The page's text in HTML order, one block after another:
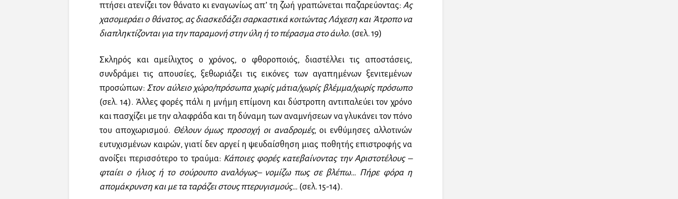
πτήσει ατενίζει τον θάνατο κι εναγωνίως απ’ τη ζωή γραπώνεται παζαρεύοντας: Ας
χασομεράει ο θάνατος, ας διασκεδάζει σαρκαστικά κοιτώντας Λάχεση και Άτροπο να
διαπληκτίζονται για την παραμονή στην ύλη ή το πέρασμα στο άυλο. (σελ. 19)
Σκληρός και αμείλιχτος ο χρόνος, ο φθοροποιός, διαστέλλει τις αποστάσεις,
συνδράμει τις απουσίες, ξεθωριάζει τις εικόνες των αγαπημένων ξενιτεμένων
προσώπων: Στον αύλειο χώρο/πρόσωπα χωρίς μάτια/χωρίς βλέμμα/χωρίς πρόσωπο
(σελ. 14). Άλλες φορές πάλι η μνήμη επίμονη και δύστροπη αντιπαλεύει τον χρόνο
και πασχίζει με την αλαφράδα και τη δύναμη των αναμνήσεων να γλυκάνει τον πόνο
του αποχωρισμού. Θέλουν όμως προσοχή οι αναδρομές, οι ενθύμησες αλλοτινών
ευτυχισμένων καιρών, γιατί δεν αργεί η ψευδαίσθηση μιας ποθητής επιστροφής να
ανοίξει περισσότερο το τραύμα: Κάποιες φορές κατεβαίνοντας την Αριστοτέλους –
φταίει ο ήλιος ή το σούρουπο αναλόγως– νομίζω πως σε βλέπω… Πήρε φόρα η
απομάκρυνση και με τα ταράζει στους πτερυγισμούς… (σελ. 15-14).